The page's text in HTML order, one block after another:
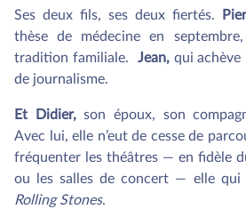
Ses deux fils, ses deux fiertés.
thèse de médecine en
tradition familiale. Jean,qui achève
de journalisme.
Et Didier,son époux, son
Avec lui, elle n’eut de cesse de
fréquenter les théâtres — en fidèle
ou les salles de concert — elle
Rolling Stones.